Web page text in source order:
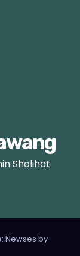
Sholihat
Newses by